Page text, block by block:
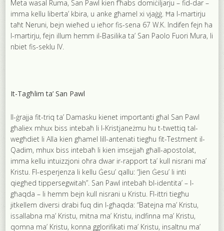
Meta wasal Ruma, San Pawl kien f’ħabs domiċiljarju – fid-dar –
imma kellu liberta’ kbira, u anke għamel xi vjaġġ. Ħa l-martirju
taħt Neruni, bejn wieħed u ieħor fis-sena 67 W.K. Indifen fejn ħa
l-martirju, fejn illum hemm il-Basilika ta’ San Paolo Fuori Mura, li
nbiet fis-seklu IV.
It-Tagħlim ta’ San Pawl
Il-ġrajja fit-triq ta’ Damasku kienet importanti għal San Pawl
għaliex mhux biss intebaħ li l-Kristjaneżmu hu t-twettiq tal-
wegħdiet li Alla kien għamel lill-antenati tiegħu fit-Testment il-
Qadim, mhux biss intebaħ li kien imsejjaħ għall-apostolat,
imma kellu intuizzjoni oħra dwar ir-rapport ta’ kull nisrani ma’
Kristu. Fl-esperjenza li kellu Ġesu’ qallu: “Jien Ġesu’ li inti
qiegħed tippersegwitah”. San Pawl intebaħ bl-identita’ – l-
għaqda – li hemm bejn kull nisrani u Kristu. Fl-ittri tiegħu
jitkellem diversi drabi fuq din l-għaqda: “Batejna ma’ Kristu,
issallabna ma’ Kristu, mitna ma’ Kristu, indfinna ma’ Kristu,
qomna ma’ Kristu, konna gglorifikati ma’ Kristu, insaltnu ma’